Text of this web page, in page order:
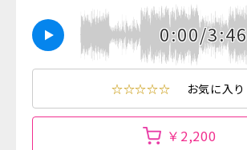
0:00/3:46
☆☆☆☆☆ お気に入り
￥2,200